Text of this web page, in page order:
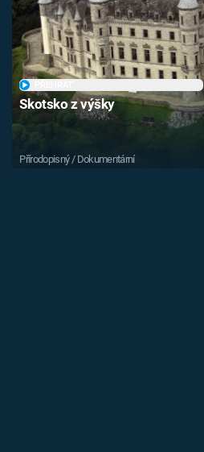
Skotsko z výšky
Přírodopisný / Dokumentární